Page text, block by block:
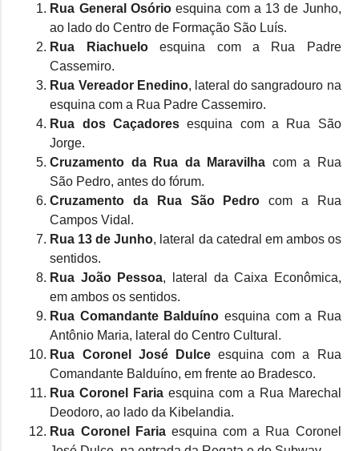
Rua General Osórioesquina com a 13 de Junho,
ao lado do Centro de Formação São Luís.
Rua Riachueloesquina com a Rua Padre
Cassemiro.
Rua Vereador Enedino, lateral do sangradouro na
esquina com a Rua Padre Cassemiro.
Rua dos Caçadores esquina com a Rua São
Jorge.
Cruzamento da Rua da Maravilha com a Rua
São Pedro, antes do fórum.
Cruzamento da Rua São Pedro com a Rua
Campos Vidal.
Rua 13 de Junho, lateral da catedral em ambos os
sentidos.
Rua João Pessoa, lateral da Caixa Econômica,
em ambos os sentidos.
Rua Comandante Balduíno esquina com a Rua
Antônio Maria, lateral do Centro Cultural.
Rua Coronel José Dulceesquina com a Rua
Comandante Balduíno, em frente ao Bradesco.
Rua Coronel Faria esquina com a Rua Marechal
Deodoro, ao lado da Kibelandia.
Rua Coronel Fariaesquina com a Rua Coronel